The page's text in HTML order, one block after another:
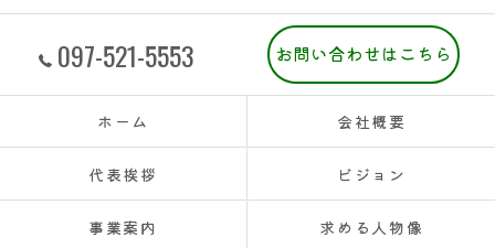
097-521-5553 お問い合わせはこちら
ホーム 会社概要
代表挨拶 ビジョン
事業案内 求める人物像